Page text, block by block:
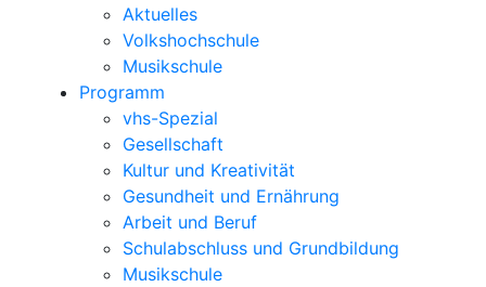
Aktuelles
Volkshochschule
Musikschule
Programm
vhs-Spezial
Gesellschaft
Kultur und Kreativität
Gesundheit und Ernährung
Arbeit und Beruf
Schulabschluss und Grundbildung
Musikschule